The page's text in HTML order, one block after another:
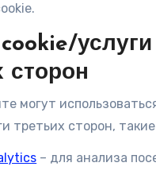
услуги
сторон
могут
третьих сторон, такие
– для анализа